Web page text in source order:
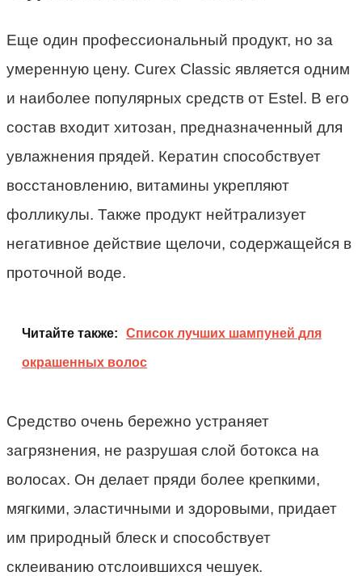
Еще один профессиональный продукт, но за
умеренную цену. Curex Classic является одним
и наиболее популярных средств от Estel. В его
состав входит хитозан, предназначенный для
увлажнения прядей. Кератин способствует
восстановлению, витамины укрепляют
фолликулы. Также продукт нейтрализует
негативное действие щелочи, содержащейся в
проточной воде.
Читайте также: Список лучших шампуней для
окрашенных волос
Средство очень бережно устраняет
загрязнения, не разрушая слой ботокса на
волосах. Он делает пряди более крепкими,
мягкими, эластичными и здоровыми, придает
им природный блеск и способствует
склеиванию отслоившихся чешуек.